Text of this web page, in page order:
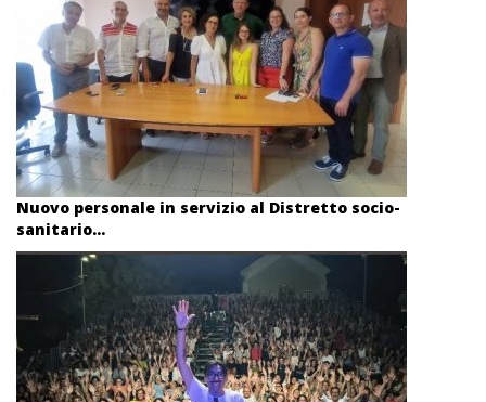
Nuovo personale in servizio al Distretto socio-
sanitario...